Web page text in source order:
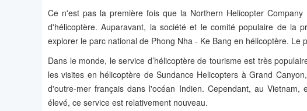
Ce n'est pas la première fois que la Northern Helicopter
d'hélicoptère. Auparavant, la société et le comité populaire de la
explorer le parc national de Phong Nha - Ke Bang en hélicoptère.
Dans le monde, le service d’hélicoptère de tourisme est très
les visites en hélicoptère de Sundance Helicopters à Grand
d'outre-mer français dans l'océan Indien. Cependant, au
élevé, ce service est relativement nouveau.